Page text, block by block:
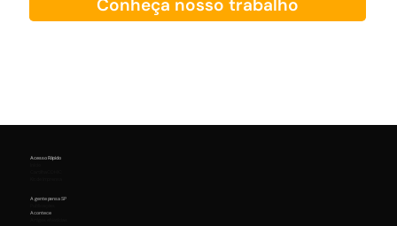
Conheça nosso trabalho
Acesso Rápido
A gente pensa SP
Acontece